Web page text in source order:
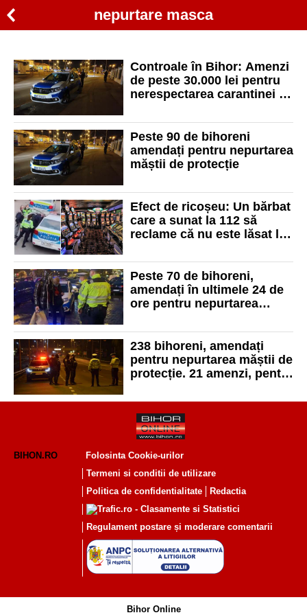
nepurtare masca
Controale în Bihor: Amenzi
de peste 30.000 lei pentru
nerespectarea carantinei și
Peste 90 de bihoreni
amendați pentru nepurtarea
măștii de protecție
Efect de ricoșeu: Un bărbat
care a sunat la 112 să
reclame că nu este lăsat la
echipajul solicitat
Peste 70 de bihoreni,
amendați în ultimele 24 de
ore pentru nepurtarea
238 bihoreni, amendați
pentru nepurtarea măștii de
protecție. 21 amenzi, pentru
ultimele 24 de ore
BIHON.RO
Folosinta Cookie-urilor
Termeni si conditii de utilizare
Politica de confidentialitate
Redactia
Regulament postare și moderare comentarii
Bihor Online